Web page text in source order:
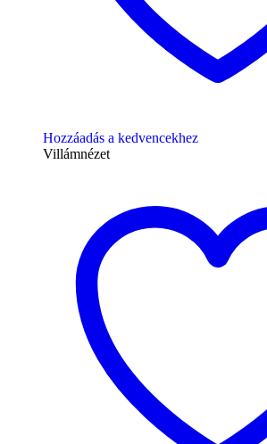
Hozzáadás a kedvencekhez
Villámnézet